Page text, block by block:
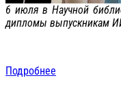
6 июля в Научной
дипломы выпускникам
Подробнее